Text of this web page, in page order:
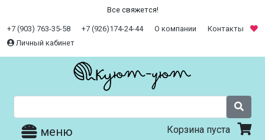
Все свяжется!
+7 (903) 763-35-58 +7 (926)174-24-44 О компании
Контакты
Личный кабинет
меню Корзина пуста